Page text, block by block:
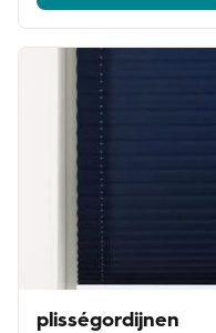
plisségordijnen